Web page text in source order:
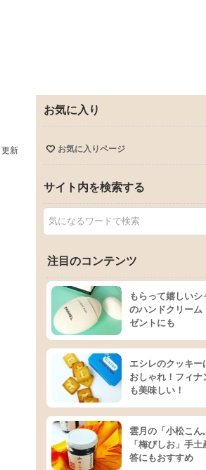
新
お気に入り
お気に入りページ
サイト内を検索する
注目のコンテンツ
もらって嬉しいシ
のハンドクリーム
ゼントにも
エシレのクッキー
おしゃれ！フィナ
も美味しい！
雲月の「小松こん
「梅びしお」手土
答にもおすすめ